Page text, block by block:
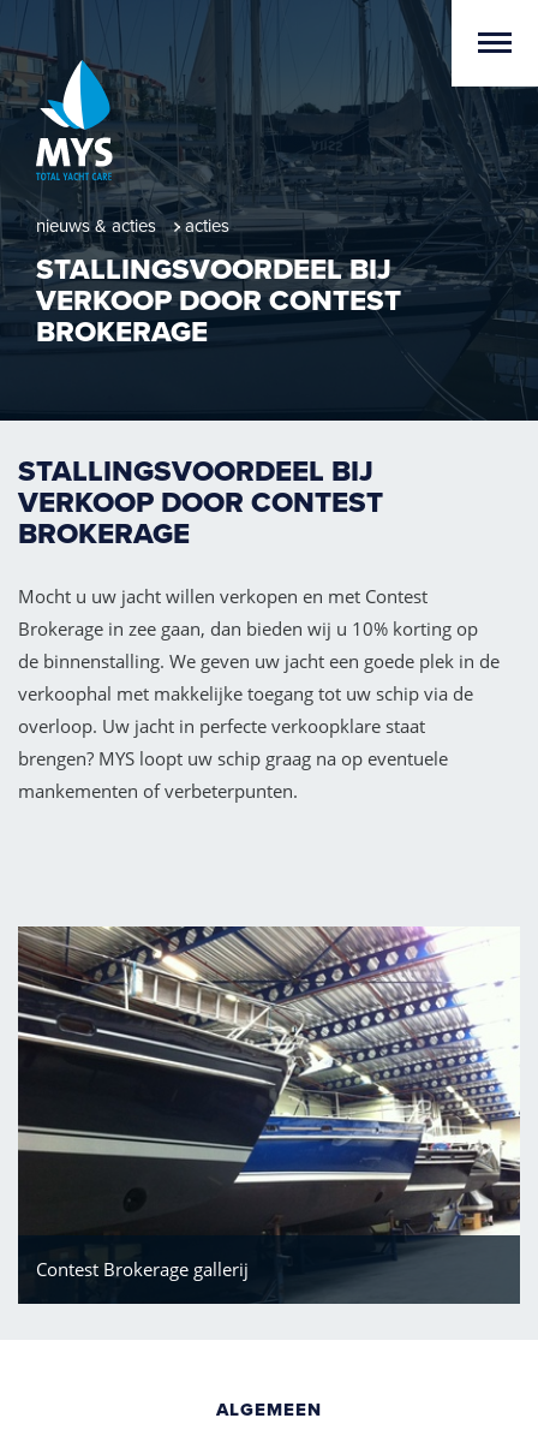
nieuws & acties acties
STALLINGSVOORDEEL BIJ
VERKOOP DOOR CONTEST
BROKERAGE
STALLINGSVOORDEEL BIJ
VERKOOP DOOR CONTEST
BROKERAGE
Mocht u uw jacht willen verkopen en met Contest
Brokerage in zee gaan, dan bieden wij u 10% korting op
de binnenstalling. We geven uw jacht een goede plek in de
verkoophal met makkelijke toegang tot uw schip via de
overloop. Uw jacht in perfecte verkoopklare staat
brengen? MYS loopt uw schip graag na op eventuele
mankementen of verbeterpunten.
Contest Brokerage gallerij
ALGEMEEN